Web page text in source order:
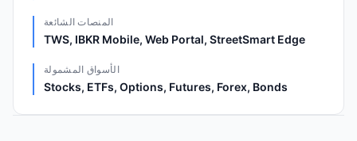
المنصات الشائعة
TWS, IBKR Mobile, Web Portal, StreetSmart Edge
الأسواق المشمولة
Stocks, ETFs, Options, Futures, Forex, Bonds